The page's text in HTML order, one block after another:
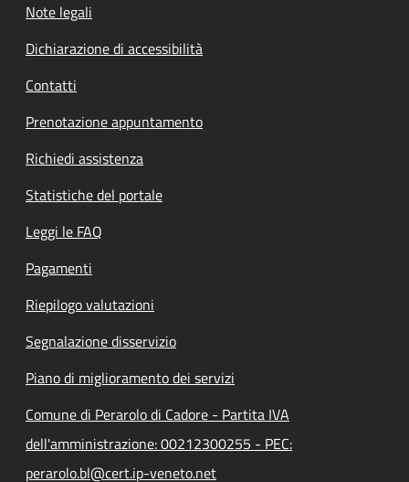
Note legali
Dichiarazione di accessibilità
Contatti
Prenotazione appuntamento
Richiedi assistenza
Statistiche del portale
Leggi le FAQ
Pagamenti
Riepilogo valutazioni
Segnalazione disservizio
Piano di miglioramento dei servizi
Comune di Perarolo di Cadore - Partita IVA
dell'amministrazione: 00212300255 - PEC:
perarolo.bl@cert.ip-veneto.net